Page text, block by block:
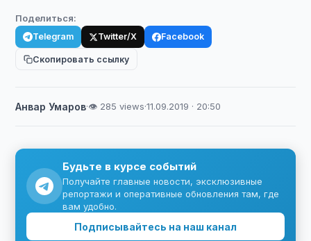
Поделиться:
Telegram Twitter/X Facebook
Скопировать ссылку
Анвар Умаров·👁 285 views·11.09.2019 · 20:50
Будьте в курсе событий
Получайте главные новости, эксклюзивные
репортажи и оперативные обновления там, где
вам удобно.
Подписывайтесь на наш канал